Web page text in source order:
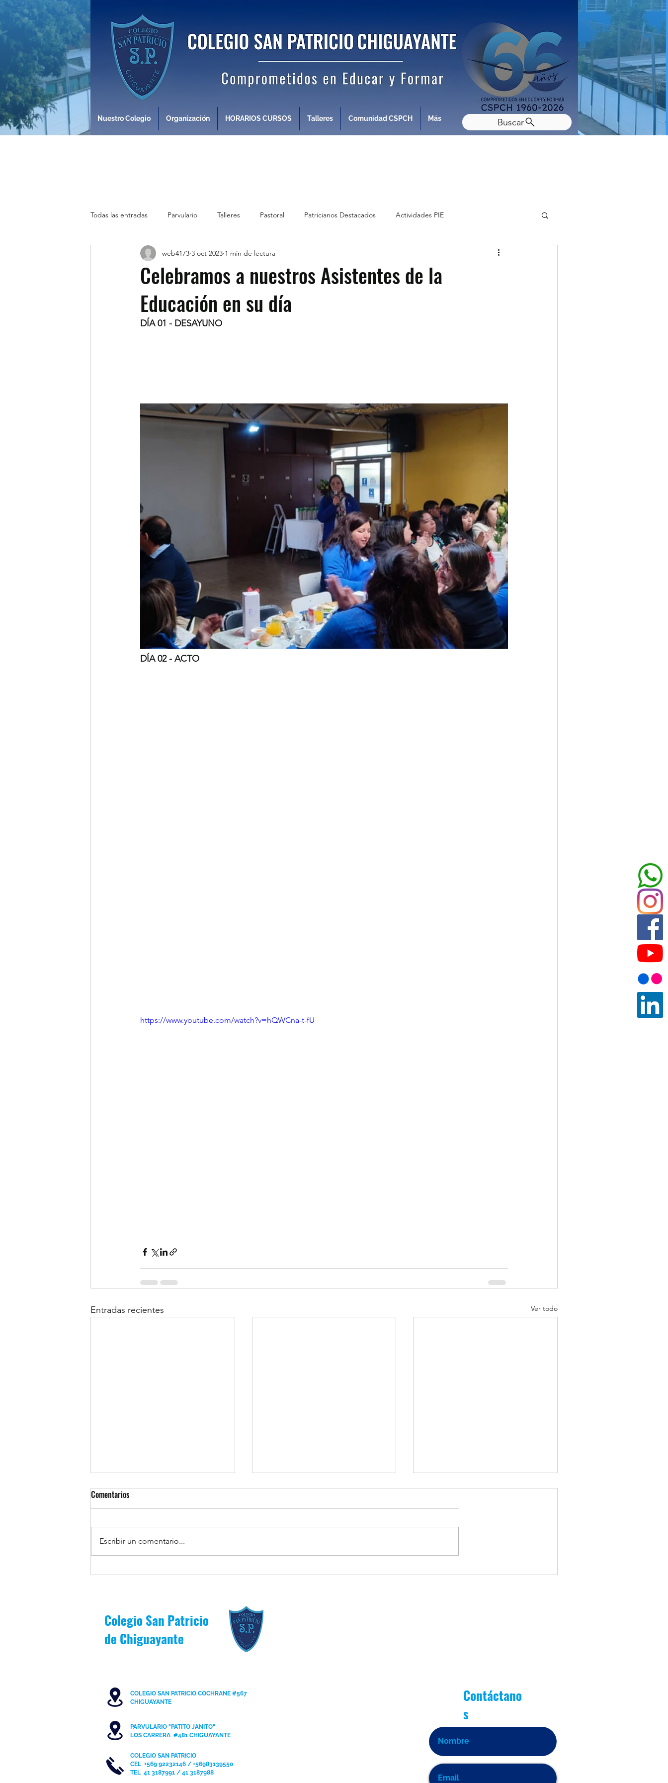
Nuestro Colegio Organización HORARIOS CURSOS Talleres Comunidad CSPCH Más Buscar
Todas las entradas Parvulario Talleres Pastoral Patricianos Destacados Actividades PIE
Celebramos a nuestros Asistentes de la
Educación en su día
web4173 3 oct 2023 1 min de lectura
DÍA 01 - DESAYUNO
DÍA 02 - ACTO
https://www.youtube.com/watch?v=hQWCna-t-fU
Entradas recientes Ver todo
1MB es premiado por asistencia
Resumen de la Semana de la
Estudiantes Destacados Junio
Comentarios
Escribir un comentario...
Colegio San Patricio
de Chiguayante
COLEGIO SAN PATRICIO COCHRANE #567
CHIGUAYANTE
PARVULARIO "PATITO JANITO"
LOS CARRERA #481 CHIGUAYANTE
COLEGIO SAN PATRICIO
CEL +569 92232146 / +56983139550
TEL 41 3187991 / 41 3187988
Contáctano
s